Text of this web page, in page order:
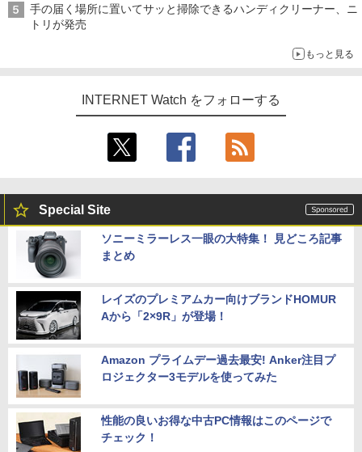
手の届く場所に置いてサッと掃除できるハンディクリーナー、ニ
トリが発売
もっと見る
INTERNET Watch をフォローする
Special Site
ソニーミラーレス一眼の大特集！ 見どころ記事
まとめ
レイズのプレミアムカー向けブランドHOMUR
Aから「2×9R」が登場！
Amazon プライムデー過去最安! Anker注目プ
ロジェクター3モデルを使ってみた
性能の良いお得な中古PC情報はこのページで
チェック！